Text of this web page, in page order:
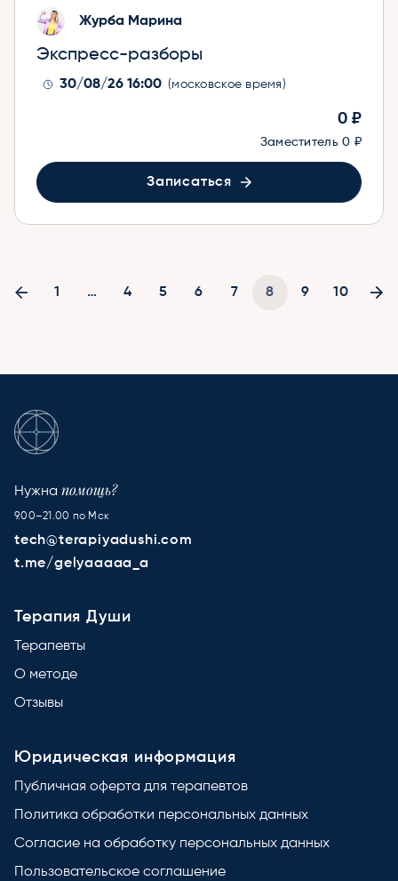
Журба Марина
Экспресс-разборы
30/08/26 16:00 (московское время)
0 ₽
Заместитель0 ₽
Записаться
1 … 4 5 6 7 8 9 10
Нужна помощь?
9.00–21.00 по Мск
tech@terapiyadushi.com
t.me/gelyaaaaa_a
Терапия Души
Терапевты
О методе
Отзывы
Юридическая информация
Публичная оферта для терапевтов
Политика обработки персональных данных
Согласие на обработку персональных данных
Пользовательское соглашение